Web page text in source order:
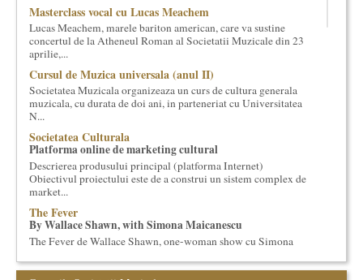
Masterclass vocal cu Lucas Meachem
Lucas Meachem, marele bariton american, care va sustine
concertul de la Atheneul Roman al Societatii Muzicale din 23
aprilie,...
Cursul de Muzica universala (anul II)
Societatea Muzicala organizeaza un curs de cultura generala
muzicala, cu durata de doi ani, in parteneriat cu Universitatea
N...
Societatea Culturala
Platforma online de marketing cultural
Descrierea produsului principal (platforma Internet)
Obiectivul proiectului este de a construi un sistem complex de
market...
The Fever
By Wallace Shawn, with Simona Maicanescu
The Fever de Wallace Shawn, one-woman show cu Simona
inchidere ...